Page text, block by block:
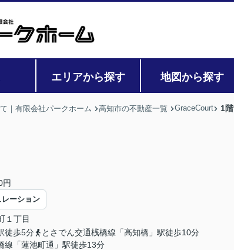
エリアから探す 地図から探す
｜有限会社パークホーム 高知市の不動産一覧 GraceCourt 1階
円
ーション
１丁目
徒歩5分
とさでん交通桟橋線「高知橋」駅徒歩10分
線「蓮池町通」駅徒歩13分